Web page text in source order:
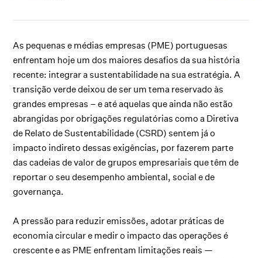
As pequenas e médias empresas (PME) portuguesas
enfrentam hoje um dos maiores desafios da sua história
recente: integrar a sustentabilidade na sua estratégia. A
transição verde deixou de ser um tema reservado às
grandes empresas – e até aquelas que ainda não estão
abrangidas por obrigações regulatórias como a Diretiva
de Relato de Sustentabilidade (CSRD) sentem já o
impacto indireto dessas exigências, por fazerem parte
das cadeias de valor de grupos empresariais que têm de
reportar o seu desempenho ambiental, social e de
governança.
A pressão para reduzir emissões, adotar práticas de
economia circular e medir o impacto das operações é
crescente e as PME enfrentam limitações reais —